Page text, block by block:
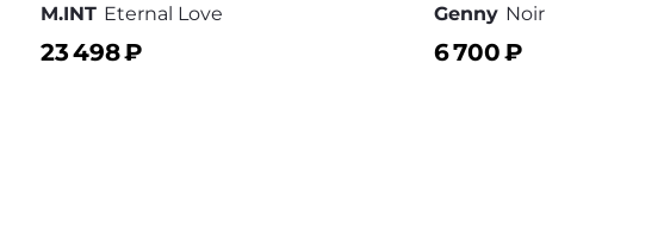
M.INT Eternal Love
23 498₽
Genny Noir
6 700₽